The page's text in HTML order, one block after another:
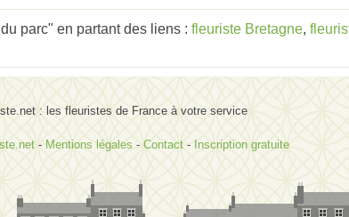
parc" en partant des liens : fleuriste Bretagne,
: les fleuristes de France à votre service
- Mentions légales - Contact - Inscription gratuite